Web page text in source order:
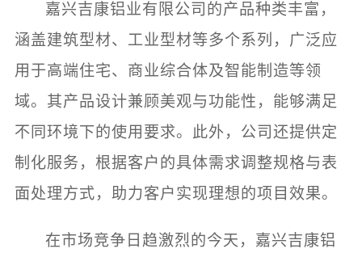
嘉兴吉康铝业有限公司的产品种类丰富，
涵盖建筑型材、工业型材等多个系列，广泛应
用于高端住宅、商业综合体及智能制造等领
域。其产品设计兼顾美观与功能性，能够满足
不同环境下的使用要求。此外，公司还提供定
制化服务，根据客户的具体需求调整规格与表
面处理方式，助力客户实现理想的项目效果。
在市场竞争日趋激烈的今天，嘉兴吉康铝